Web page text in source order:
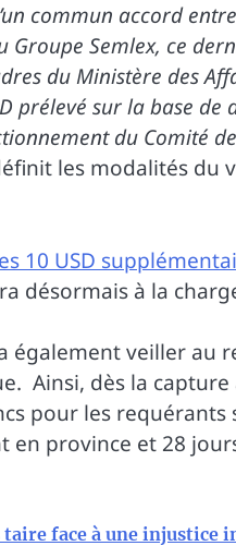
commun accord
Groupe Semlex, ce
du Ministère des
prélevé sur la base de
du Comité
les modalités du
10 USD
désormais à la
également veiller au
Ainsi, dès la
pour les requérants
province et 28
taire face à une